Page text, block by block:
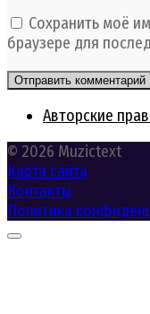
Сохранить моё
браузере для
Авторские
© 2026 Muzictext
Карта сайта
Контакты
Политика